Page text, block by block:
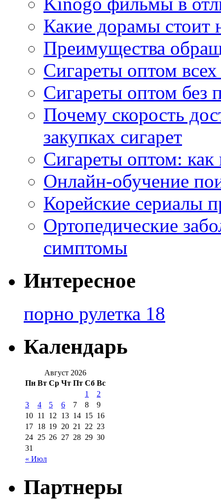
Какие дорамы стоит
Преимущества
Сигареты оптом
Сигареты оптом без
Почему скорость
закупках сигарет
Сигареты оптом:
Онлайн-обучение
Корейские сериалы
Ортопедические
симптомы
Интересное
порно рулетка 18
Календарь
Август 2026
Пн Вт Ср Чт Пт Сб Вс
« Июл
1
2
3
4 5 6 7 8
9
10 11 12 13 14 15 16
17 18 19 20 21 22 23
24 25 26 27 28 29 30
31
Партнеры